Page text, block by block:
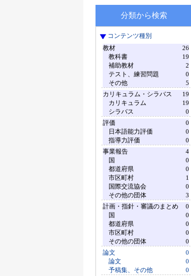
分類から検索
コンテンツ種別
教材
26
教科書
19
補助教材
2
テスト、練習問題
0
その他
5
カリキュラム・シラバス
19
カリキュラム
19
シラバス
0
評価
0
日本語能力評価
0
指導力評価
0
事業報告
4
国
0
都道府県
0
市区町村
1
国際交流協会
0
その他の団体
3
計画・指針・審議のまとめ
0
国
0
都道府県
0
市区町村
0
その他の団体
0
論文
0
論文
0
予稿集、その他
0